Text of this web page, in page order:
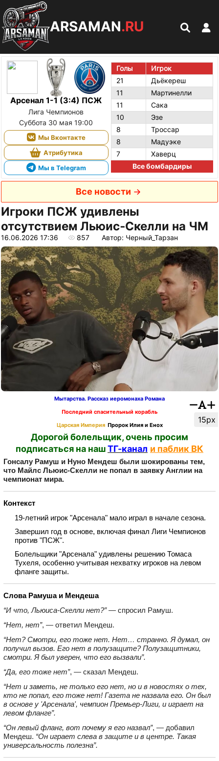
ARSAMAN.RU
Арсенал 1-1 (3:4) ПСЖ
Лига Чемпионов
Суббота 30 мая 19:00
Мы Вконтакте
Атрибутика
Мы в Telegram
Голы
Игрок
21
Дьёкереш
11
Мартинелли
11
Сака
10
Эзе
8
Троссар
8
Мадуэке
7
Хаверц
Все бомбардиры
Все новости
Игроки ПСЖ удивлены
отсутствием Льюис‑Скелли на ЧМ
16.06.2026 17:36 857 Автор: Черный_Тарзан
15px
Мытарства. Рассказ иеромонаха Романа
Последний спасительный корабль
Царская Империя Пророк Илия и Енох
Дорогой болельщик, очень просим
подписаться на нашТГ-канал и паблик ВК
Гонсалу Рамуш и Нуно Мендеш были шокированы тем,
что Майлс Льюис‑Скелли не попал в заявку Англии на
чемпионат мира.
Контекст
19‑летний игрок "Арсенала" мало играл в начале сезона.
Завершил год в основе, включая финал Лиги Чемпионов
против "ПСЖ".
Болельщики "Арсенала" удивлены решению Томаса
Тухеля, особенно учитывая нехватку игроков на левом
фланге защиты.
Слова Рамуша и Мендеша
“И что, Льюиса‑Скелли нет?”— спросил Рамуш.
“Нет, нет”, — ответил Мендеш.
“Нет? Смотри, его тоже нет. Нет… странно. Я думал, он
получил вызов. Его нет в полузащите? Полузащитники,
смотри. Я был уверен, что его вызвали”.
“Да, его тоже нет”, — сказал Мендеш.
“Нет и заметь, не только его нет, но и в новостях о тех,
кто не попал, его тоже нет! Газета не назвала его. Он был
в основе у 'Арсенала', чемпион Премьер‑Лиги, и играет на
левом фланге”.
“Он левый фланг, вот почему я его назвал”, — добавил
Мендеш. “Он играет слева в защите и в центре. Такая
универсальность полезна”.